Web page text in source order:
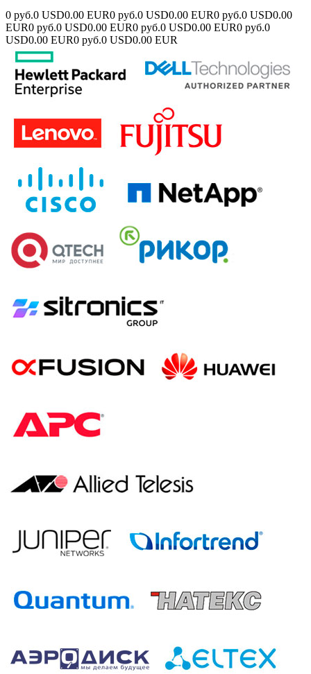
0 руб.0 USD0.00 EUR0 руб.0 USD0.00 EUR0 руб.0 USD0.00
EUR0 руб.0 USD0.00 EUR0 руб.0 USD0.00 EUR0 руб.0
USD0.00 EUR0 руб.0 USD0.00 EUR